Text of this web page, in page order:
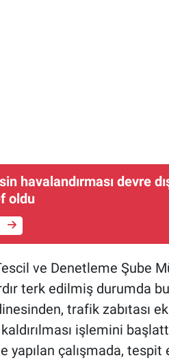
havalandırması devre
oldu
ve Denetleme Şube
terk edilmiş durumda
trafik zabıtası
işlemini
yapılan çalışmada, tespit